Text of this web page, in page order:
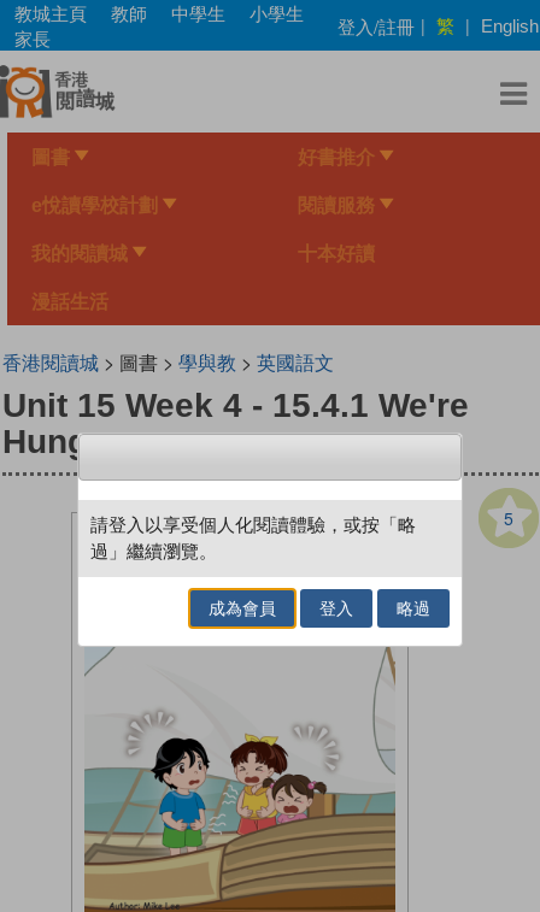
Skip
main
content
教城主頁 教師 中學生
小學生
家長
登入/註冊 | 繁 | English
圖書 好書推介
e悅讀學校計劃 閱讀服務
我的閱讀城 十本好讀
漫話生活
香港閱讀城> 圖書 > 學與教 > 英國語文
Unit 15 Week 4 - 15.4.1 We're
Hungry
5
請登入以享受個人化閱讀體驗，或按「略
過」繼續瀏覽。
成為會員 登入 略過